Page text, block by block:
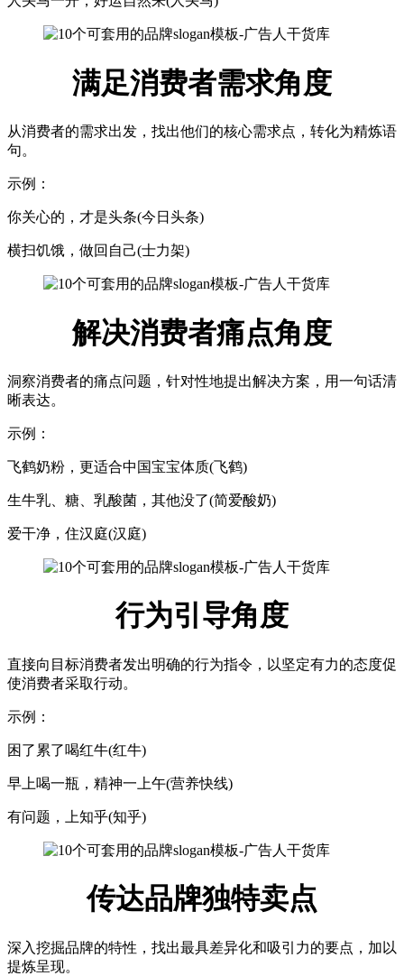
满足消费者需求角度
从消费者的需求出发，找出他们的核心需求点，转化为精炼语
句。
示例：
你关心的，才是头条(今日头条)
横扫饥饿，做回自己(士力架)
解决消费者痛点角度
洞察消费者的痛点问题，针对性地提出解决方案，用一句话清
晰表达。
示例：
飞鹤奶粉，更适合中国宝宝体质(飞鹤)
生牛乳、糖、乳酸菌，其他没了(简爱酸奶)
爱干净，住汉庭(汉庭)
行为引导角度
直接向目标消费者发出明确的行为指令，以坚定有力的态度促
使消费者采取行动。
示例：
困了累了喝红牛(红牛)
早上喝一瓶，精神一上午(营养快线)
有问题，上知乎(知乎)
传达品牌独特卖点
深入挖掘品牌的特性，找出最具差异化和吸引力的要点，加以
提炼呈现。